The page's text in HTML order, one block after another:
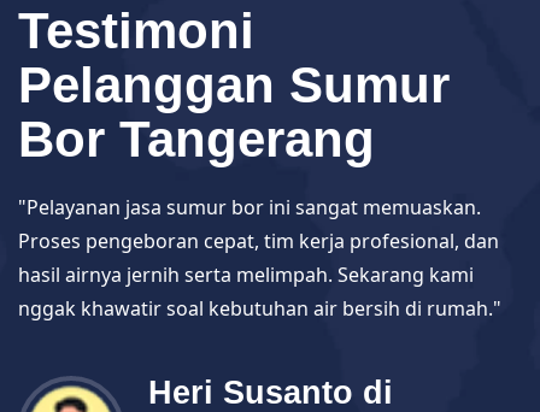
Testimoni
Pelanggan Sumur
Bor Tangerang
"Pelayanan jasa sumur bor ini sangat memuaskan.
Proses pengeboran cepat, tim kerja profesional, dan
hasil airnya jernih serta melimpah. Sekarang kami
nggak khawatir soal kebutuhan air bersih di rumah."
Heri Susanto di